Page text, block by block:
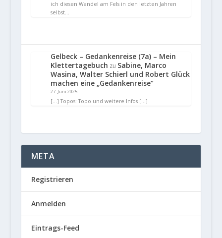
ich diesen Wandel am Fels in den letzten Jahren
selbst…
Gelbeck – Gedankenreise (7a) – Mein
Klettertagebuch zu Sabine, Marco
Wasina, Walter Schierl und Robert Glück
machen eine „Gedankenreise“
27. Juni 2025
[…] Topos: Topo und weitere Infos […]
META
Registrieren
Anmelden
Eintrags-Feed